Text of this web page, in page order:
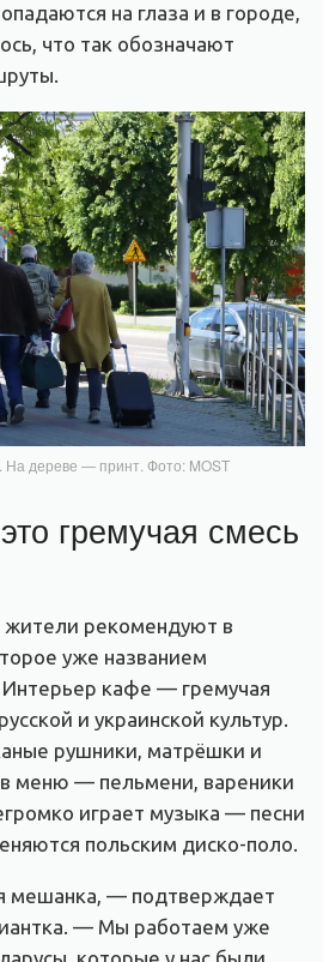
на глаза и в городе,
что так обозначают
На дереве — принт. Фото: MOST
гремучая смесь
рекомендуют в
уже названием
кафе — гремучая
и украинской культур.
рушники, матрёшки и
меню — пельмени, вареники
играет музыка — песни
польским диско-поло.
мешанка, — подтверждает
— Мы работаем уже